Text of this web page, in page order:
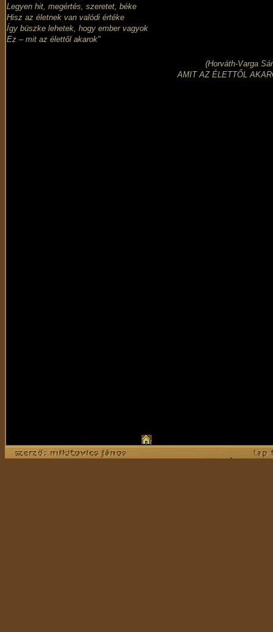
Legyen hit, megértés, szeretet, béke
Hisz az életnek van valódi értéke
Így büszke lehetek, hogy ember vagyok
Ez – mit az élettől akarok"
(Horváth-Varga
AMIT AZ ÉLETTŐL